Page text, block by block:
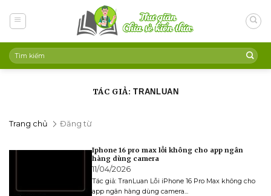
content
TÁC GIẢ:TRANLUAN
Trang chủ Đăng từ
Iphone 16 pro max lỗi không cho app ngân
hàng dùng camera
11/04/2026
Tác giả: TranLuan Lỗi iPhone 16 Pro Max không cho
app ngân hàng dùng camera...